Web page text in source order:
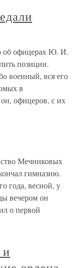
об офицерах Ю. И.
позиции.
военный, вся его
в
офицеров, с их
Мечниковых
гимназию.
года, весной, у
вечером он
о первой
и